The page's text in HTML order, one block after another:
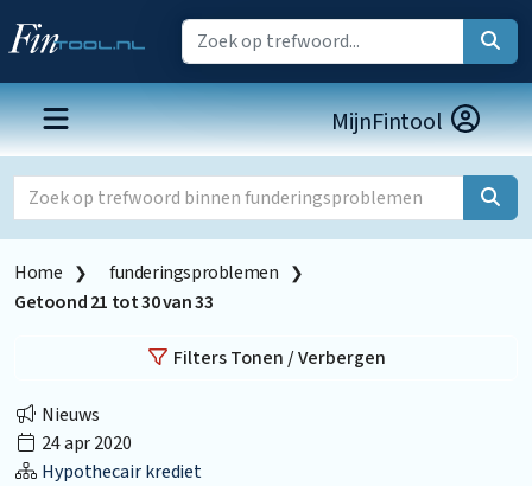
MijnFintool
Home
funderingsproblemen
Getoond21 tot30van33
Filters Tonen / Verbergen
Nieuws
24 apr 2020
Hypothecair krediet